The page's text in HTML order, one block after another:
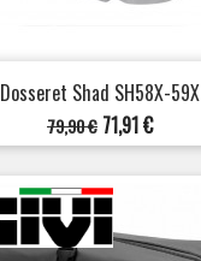
Dosseret Shad SH58X-59X
Prix
de
base
79,90 € Prix
71,91 €